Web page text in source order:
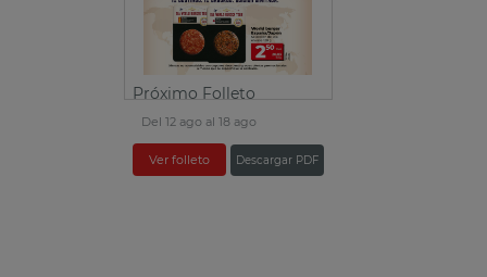
Próximo Folleto
Del 12 ago al 18 ago
Ver folleto Descargar PDF